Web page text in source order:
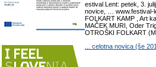
estival Lent: petek, 3.
novice, … www.festival-
FOLKART KAMP , Art
MAČEK MURI, Oder
OTROŠKI FOLKART
... celotna novica (še